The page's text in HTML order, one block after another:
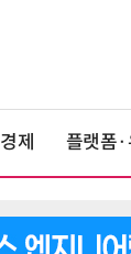
경제 플랫폼